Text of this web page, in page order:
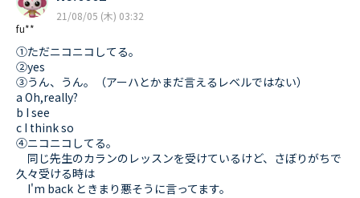
fu**
21/08/05 (木) 03:32
①ただニコニコしてる。
②yes
③うん、うん。（アーハとかまだ言えるレベルではない）
a Oh,really?
b I see
c I think so
④ニコニコしてる。
同じ先生のカランのレッスンを受けているけど、さぼりがちで
久々受ける時は
I'm back ときまり悪そうに言ってます。